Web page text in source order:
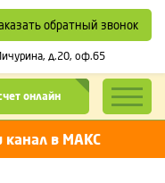
д.20, оф.65
обратный звонок
онлайн
канал в МАКС